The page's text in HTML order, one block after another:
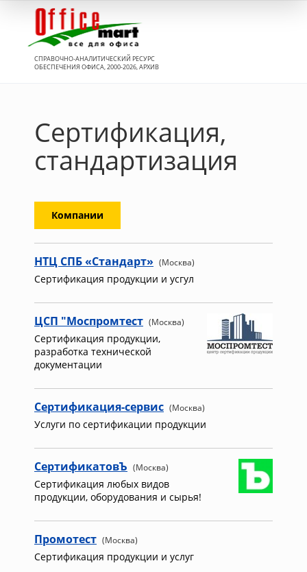
СПРАВОЧНО-АНАЛИТИЧЕСКИЙ РЕСУРС
ОБЕСПЕЧЕНИЯ ОФИСА, 2000-2026, АРХИВ
Сертификация,
стандартизация
Компании
НТЦ СПБ «Стандарт» (Москва)
Сертификация продукции и усгул
ЦСП "Моспромтест (Москва)
Сертификация продукции,
разработка технической
документации
Сертификация-сервис (Москва)
Услуги по сертификации продукции
СертификатовЪ (Москва)
Сертификация любых видов
продукции, оборудования и сырья!
Промотест (Москва)
Сертификация продукции и услуг